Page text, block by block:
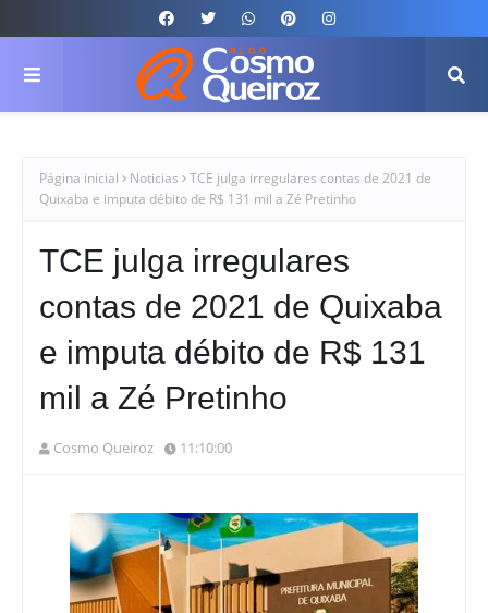
Página inicial Noticias
TCE julga irregulares contas de 2021 de
Quixaba e imputa débito de R$ 131 mil a Zé Pretinho
TCE julga irregulares
contas de 2021 de Quixaba
e imputa débito de R$ 131
mil a Zé Pretinho
Cosmo Queiroz 11:10:00